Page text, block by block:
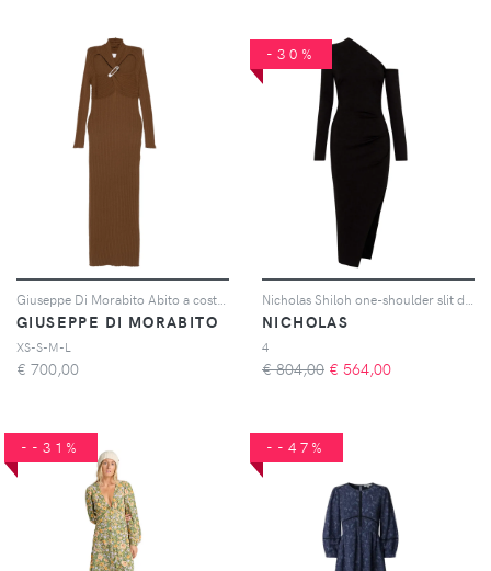
GIUSEPPE DI MORABITO
XS-S-M-L
€ 700,00
-30%
NICHOLAS
4
€ 804,00 € 564,00
--31% --47%